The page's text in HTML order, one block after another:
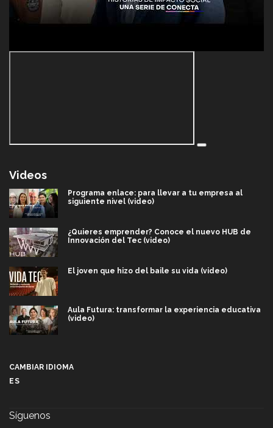
Videos
Programa enlace: para llevar a tu empresa al
siguiente nivel (video)
¿Quieres emprender? Conoce el nuevo HUB de
Innovación del Tec (video)
El joven que hizo del baile su vida (video)
Aula Futura: transformar la experiencia educativa
(video)
CAMBIAR IDIOMA
ES
Síguenos